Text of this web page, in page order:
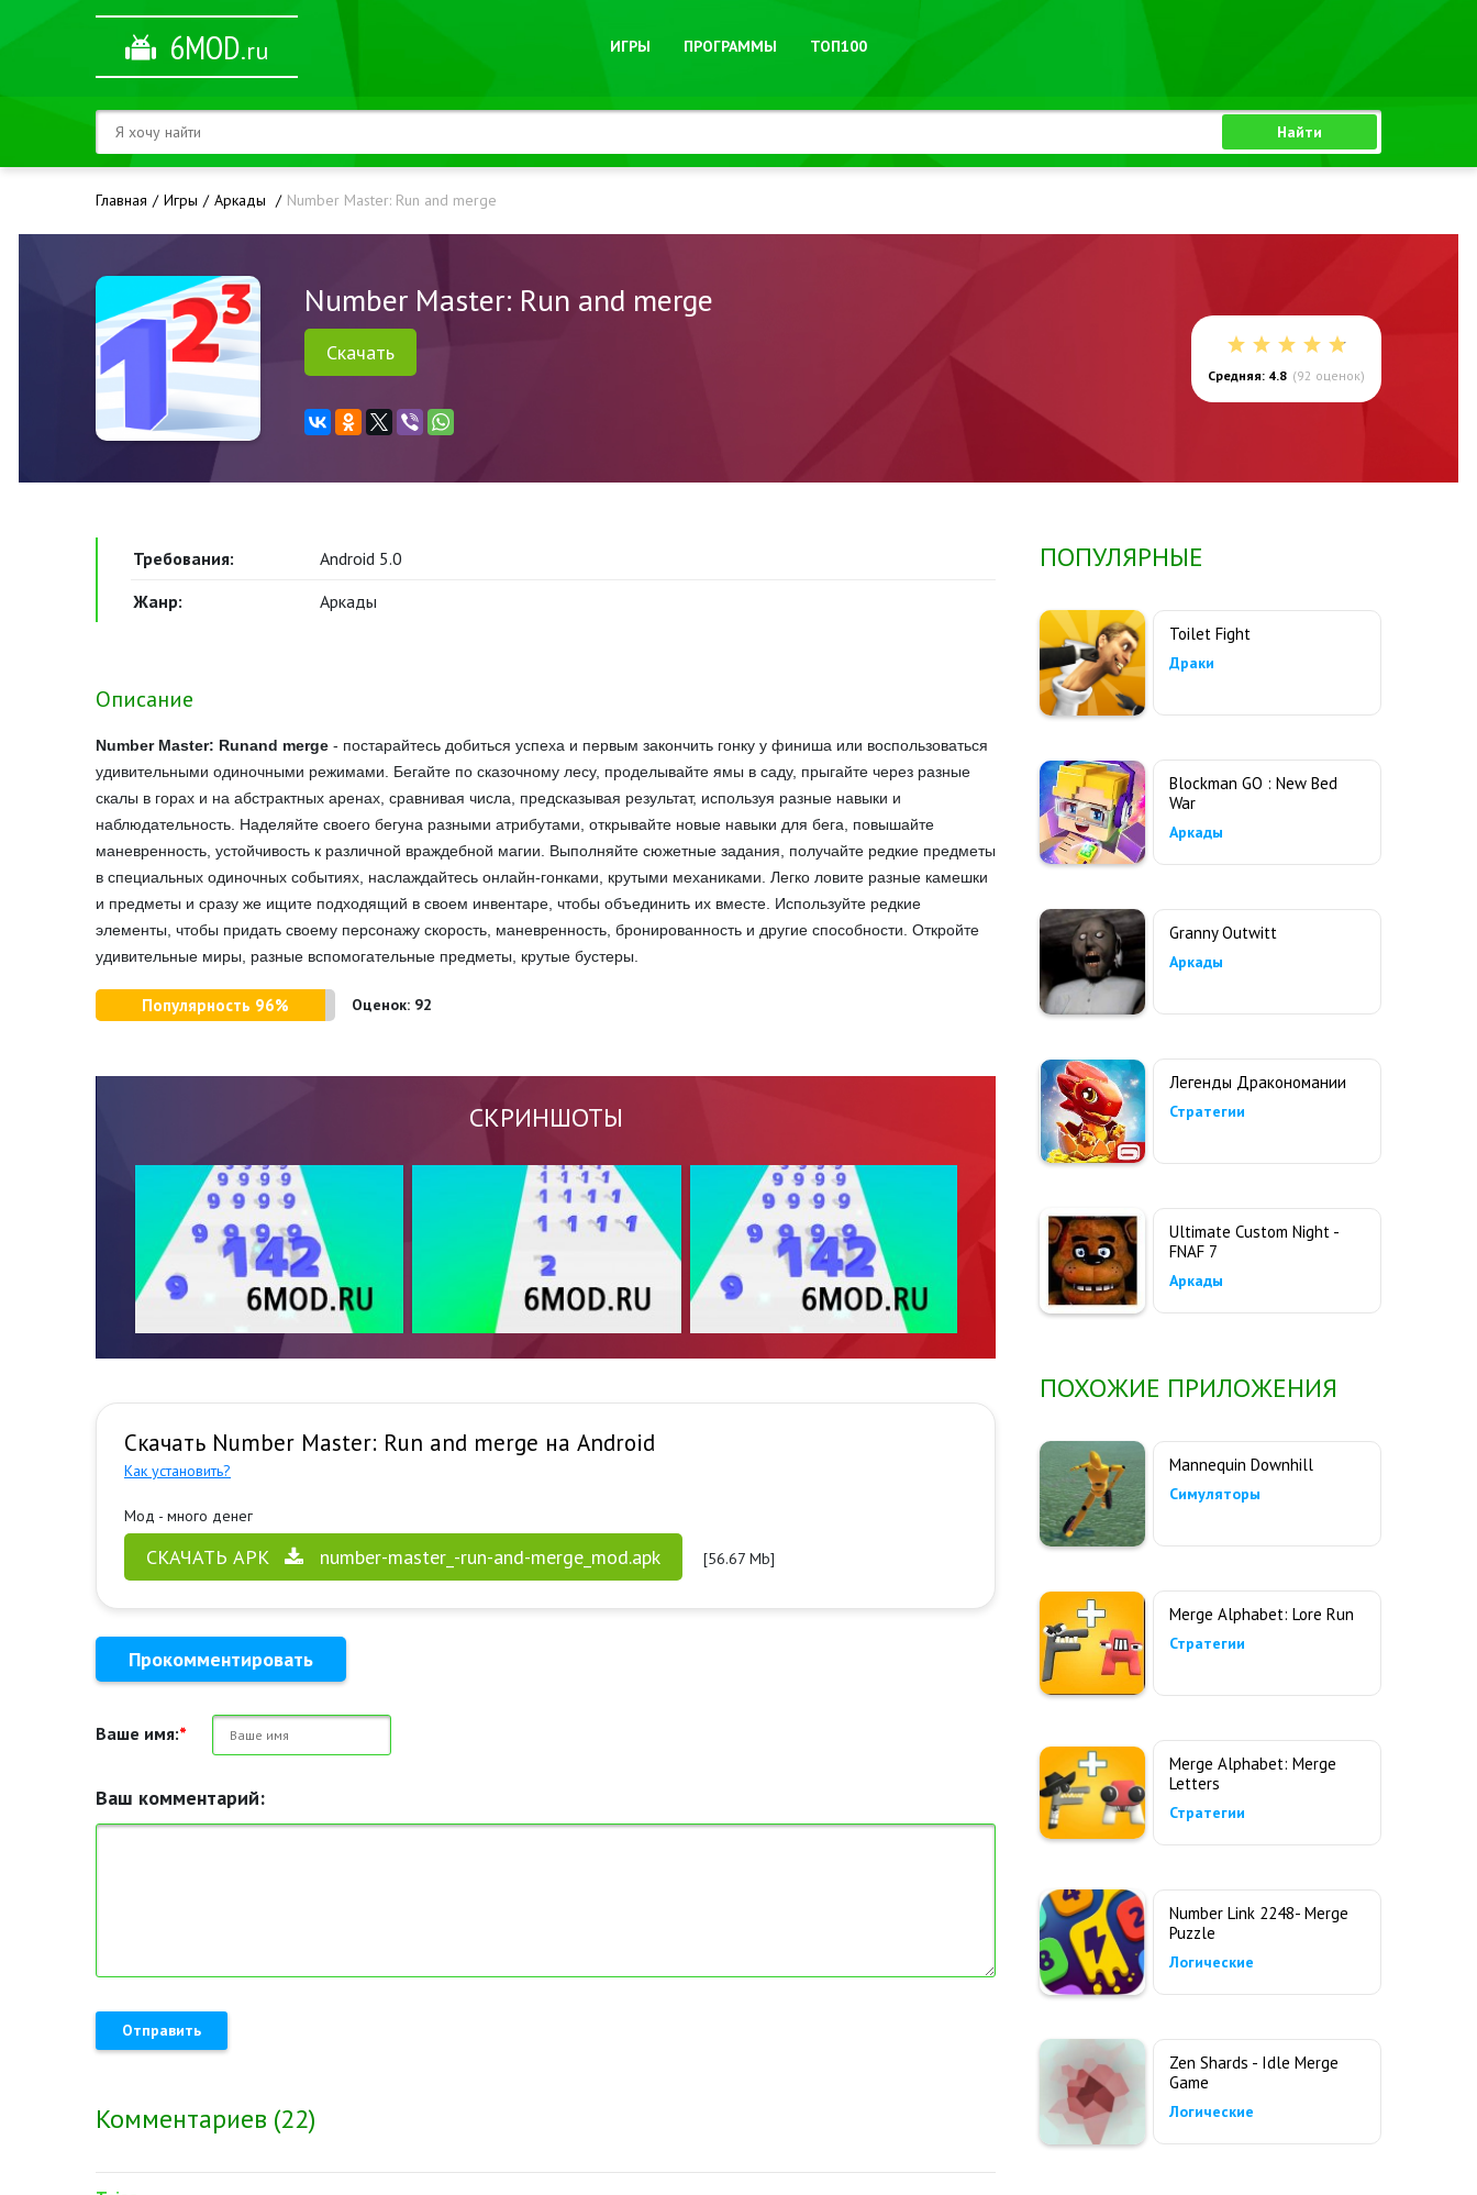
6MOD.ru ИГРЫ ПРОГРАММЫ ТОП100
Найти
Главная Игры Аркады Number Master: Run and merge
Number Master: Run and merge
Скачать
Средняя: 4.8 (92 оценок)
Требования:
Android 5.0
Жанр:
Аркады
Описание
Number Master: Runand merge - постарайтесь добиться успеха и первым закончить гонку у финиша или воспользоваться
удивительными одиночными режимами. Бегайте по сказочному лесу, проделывайте ямы в саду, прыгайте через разные
скалы в горах и на абстрактных аренах, сравнивая числа, предсказывая результат, используя разные навыки и
наблюдательность. Наделяйте своего бегуна разными атрибутами, открывайте новые навыки для бега, повышайте
маневренность, устойчивость к различной враждебной магии. Выполняйте сюжетные задания, получайте редкие предметы
в специальных одиночных событиях, наслаждайтесь онлайн-гонками, крутыми механиками. Легко ловите разные камешки
и предметы и сразу же ищите подходящий в своем инвентаре, чтобы объединить их вместе. Используйте редкие
элементы, чтобы придать своему персонажу скорость, маневренность, бронированность и другие способности. Откройте
удивительные миры, разные вспомогательные предметы, крутые бустеры.
Популярность 96% Оценок: 92
СКРИНШОТЫ
Скачать Number Master: Run and merge на Android
Как установить?
Мод - много денег
СКАЧАТЬ APK number-master_-run-and-merge_mod.apk [56.67 Mb]
Прокомментировать
Ваше имя:*
Ваш комментарий:
Отправить
Комментариев (22)
ПОПУЛЯРНЫЕ
Toilet Fight
Драки
Blockman GO : New Bed
War
Аркады
Granny Outwitt
Аркады
Легенды Дракономании
Стратегии
Ultimate Custom Night -
FNAF 7
Аркады
ПОХОЖИЕ ПРИЛОЖЕНИЯ
Mannequin Downhill
Симуляторы
Merge Alphabet: Lore Run
Стратегии
Merge Alphabet: Merge
Letters
Стратегии
Number Link 2248- Merge
Puzzle
Логические
Zen Shards - Idle Merge
Game
Логические